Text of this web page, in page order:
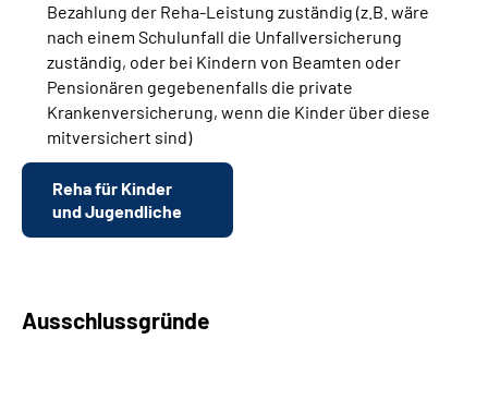
Bezahlung der Reha-Leistung zuständig (z.B. wäre
nach einem Schulunfall die Unfallversicherung
zuständig, oder bei Kindern von Beamten oder
Pensionären gegebenenfalls die private
Krankenversicherung, wenn die Kinder über diese
mitversichert sind)
Reha für Kinder
und Jugendliche
Ausschlussgründe